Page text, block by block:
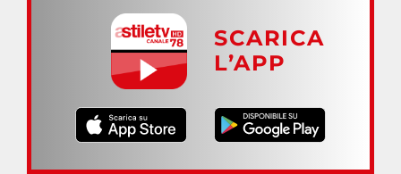
SCARICA
L’APP